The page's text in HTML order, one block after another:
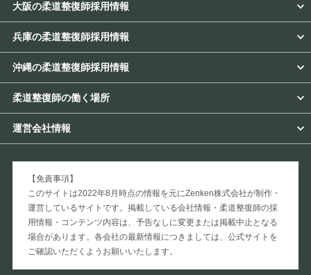
大阪の柔道整復師採用情報
兵庫の柔道整復師採用情報
沖縄の柔道整復師採用情報
柔道整復師の働く場所
運営会社情報
【免責事項】
このサイトは2022年8月時点の情報を元にZenken株式会社が制作・
運営しているサイトです。掲載している会社情報・柔道整復師の採
用情報・コンテンツ内容は、予告なしに変更または掲載中止となる
場合があります。各会社の最新情報につきましては、公式サイトを
ご確認いただくようお願いいたします。